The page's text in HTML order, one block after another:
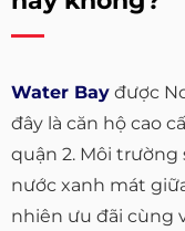
Water Bay được
đây là căn hộ cao
quận 2. Môi
nước xanh mát
nhiên ưu đãi cùng